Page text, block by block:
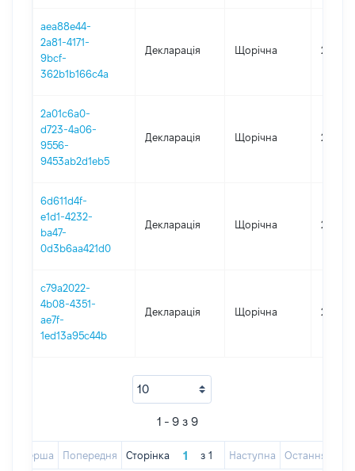
aea88e44-
2a81-4171-
9bcf-
362b1b166c4a
Декларація Щорічна 2020
2a01c6a0-
d723-4a06-
9556-
9453ab2d1eb5
Декларація Щорічна 2018
6d611d4f-
e1d1-4232-
ba47-
0d3b6aa421d0
Декларація Щорічна 2017
c79a2022-
4b08-4351-
ae7f-
1ed13a95c44b
Декларація Щорічна 2016
1 - 9 з 9
Перша Попередня Сторінка з 1 Наступна Остання